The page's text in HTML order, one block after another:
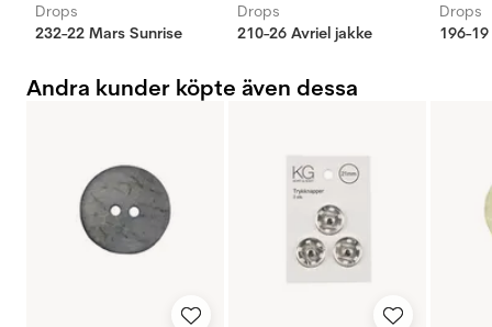
Drops
232-22 Mars Sunrise
Drops
210-26 Avriel jakke
Drops
196-
Andra kunder köpte även dessa